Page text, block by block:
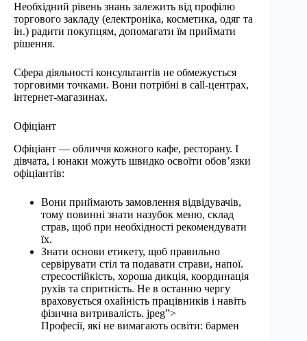
Необхідний рівень знань залежить від профілю
торгового закладу (електроніка, косметика, одяг та
ін.) радити покупцям, допомагати їм приймати
рішення.
Сфера діяльності консультантів не обмежується
торговими точками. Вони потрібні в call-центрах,
інтернет-магазинах.
Офіціант
Офіціант — обличчя кожного кафе, ресторану. І
дівчата, і юнаки можуть швидко освоїти обов’язки
офіціантів:
Вони приймають замовлення відвідувачів,
тому повинні знати назубок меню, склад
страв, щоб при необхідності рекомендувати
їх.
Знати основи етикету, щоб правильно
сервірувати стіл та подавати страви, напої.
стресостійкість, хороша дикція, координація
рухів та спритність. Не в останню чергу
враховується охайність працівників і навіть
фізична витривалість. jpeg”>
Професії, які не вимагають освіти: бармен